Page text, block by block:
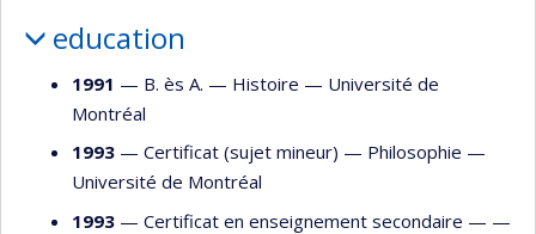
education
1991 — B. ès A. — Histoire — Université de
Montréal
1993 — Certificat (sujet mineur) — Philosophie —
Université de Montréal
1993 — Certificat en enseignement secondaire — —